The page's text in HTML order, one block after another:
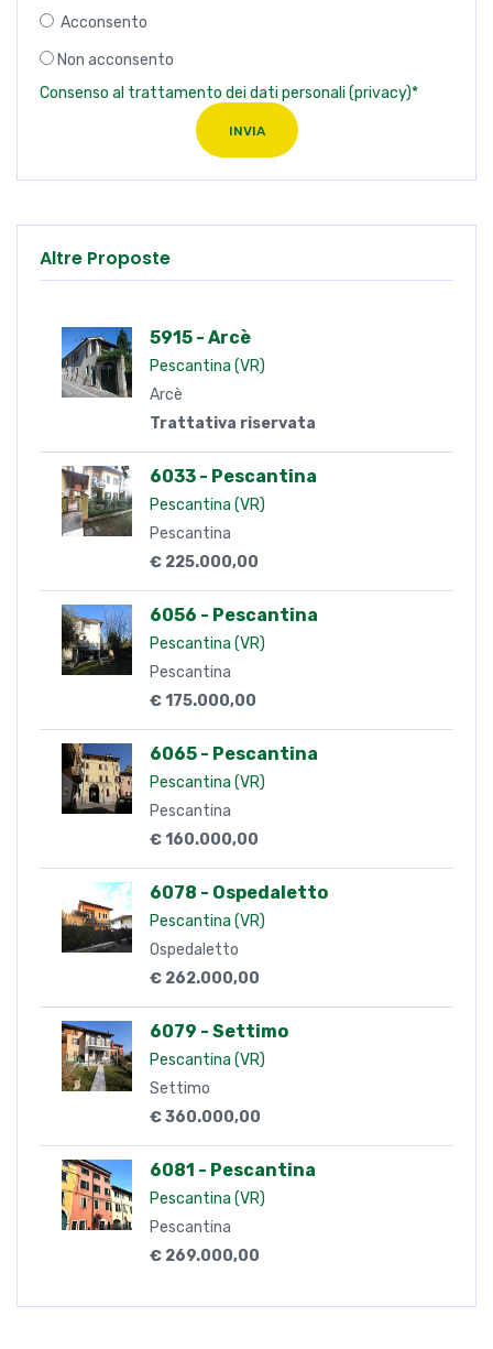
Acconsento
Non acconsento
Consenso al trattamento dei dati personali (privacy)*
INVIA
Altre Proposte
5915 - Arcè
Pescantina (VR)
Arcè
Trattativa riservata
6033 - Pescantina
Pescantina (VR)
Pescantina
€ 225.000,00
6056 - Pescantina
Pescantina (VR)
Pescantina
€ 175.000,00
6065 - Pescantina
Pescantina (VR)
Pescantina
€ 160.000,00
6078 - Ospedaletto
Pescantina (VR)
Ospedaletto
€ 262.000,00
6079 - Settimo
Pescantina (VR)
Settimo
€ 360.000,00
6081 - Pescantina
Pescantina (VR)
Pescantina
€ 269.000,00